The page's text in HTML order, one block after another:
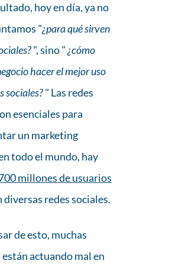
hoy en día, ya no
"¿para qué sirven
", sino "¿cómo
hacer el mejor uso
sociales?" Las redes
esenciales para
un marketing
todo el mundo, hay
millones de usuarios
diversas redes sociales.
de esto, muchas
actuando mal en